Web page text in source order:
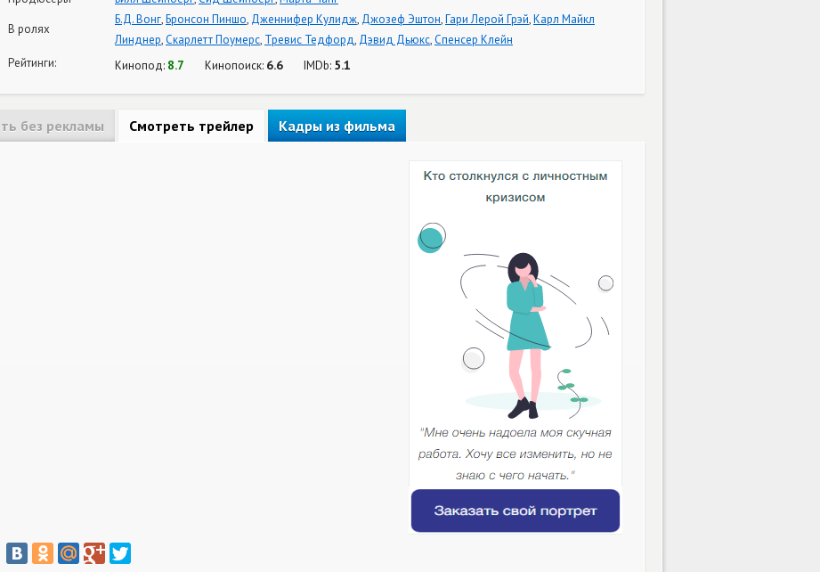
В ролях
Б.Д. Вонг,Бронсон Пиншо, Дженнифер Кулидж, Джозеф Эштон,Гари Лерой Грэй,Карл Майкл
Линднер,Скарлетт Поумерс, Тревис Тедфорд, Дэвид Дьюкс,Спенсер Клейн
Рейтинги:
Кинопод: 8.7 Кинопоиск: 6.6 IMDb: 5.1
без рекламы Смотреть трейлер Кадры из фильма